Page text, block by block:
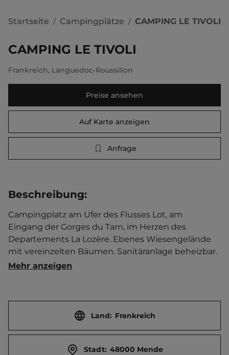
Startseite / Campingplätze / CAMPING LE TIVOLI
CAMPING LE TIVOLI
Frankreich, Languedoc-Roussillon
Preise ansehen
Auf Karte anzeigen
Anfrage
Beschreibung:
Campingplatz am Ufer des Flusses Lot, am
Eingang der Gorges du Tarn, im Herzen des
Departements La Lozère. Ebenes Wiesengelände
mit vereinzelten Bäumen. Sanitäranlage beheizbar.
Snackbar. Kiosk. Brötchenservice.  Boule.
Mehr anzeigen
Land: Frankreich
Stadt: 48000 Mende